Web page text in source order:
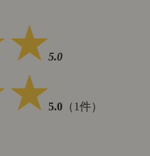
5.0
5.0 （1件）